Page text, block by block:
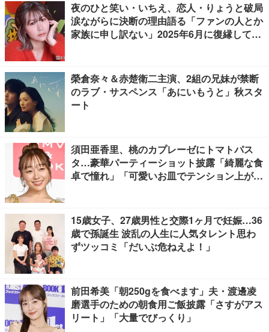
夜のひと笑い・いちえ、恋人・りょうと破局
涙ながらに決断の理由語る「ファンの人とか
家族に申し訳ない」2025年6月に復縁してい
榮倉奈々＆赤楚衛二主演、2組の兄妹が禁断
のラブ・サスペンス「あにいもうと」秋スタ
ート
須田亜香里、桃のカプレーゼにトマトパス
タ…豪華パーティーショット披露「綺麗な食
卓で憧れ」「可愛いお皿でテンション上が
15歳女子、27歳男性と交際1ヶ月で妊娠…36
歳で孫誕生 波乱の人生に人気タレント思わ
ずツッコミ「だいぶ危ねえよ！」
前田希美「朝250gを食べます」夫・渡邊凌
磨選手のための朝食用ご飯披露「さすがアス
リート」「大量でびっくり」